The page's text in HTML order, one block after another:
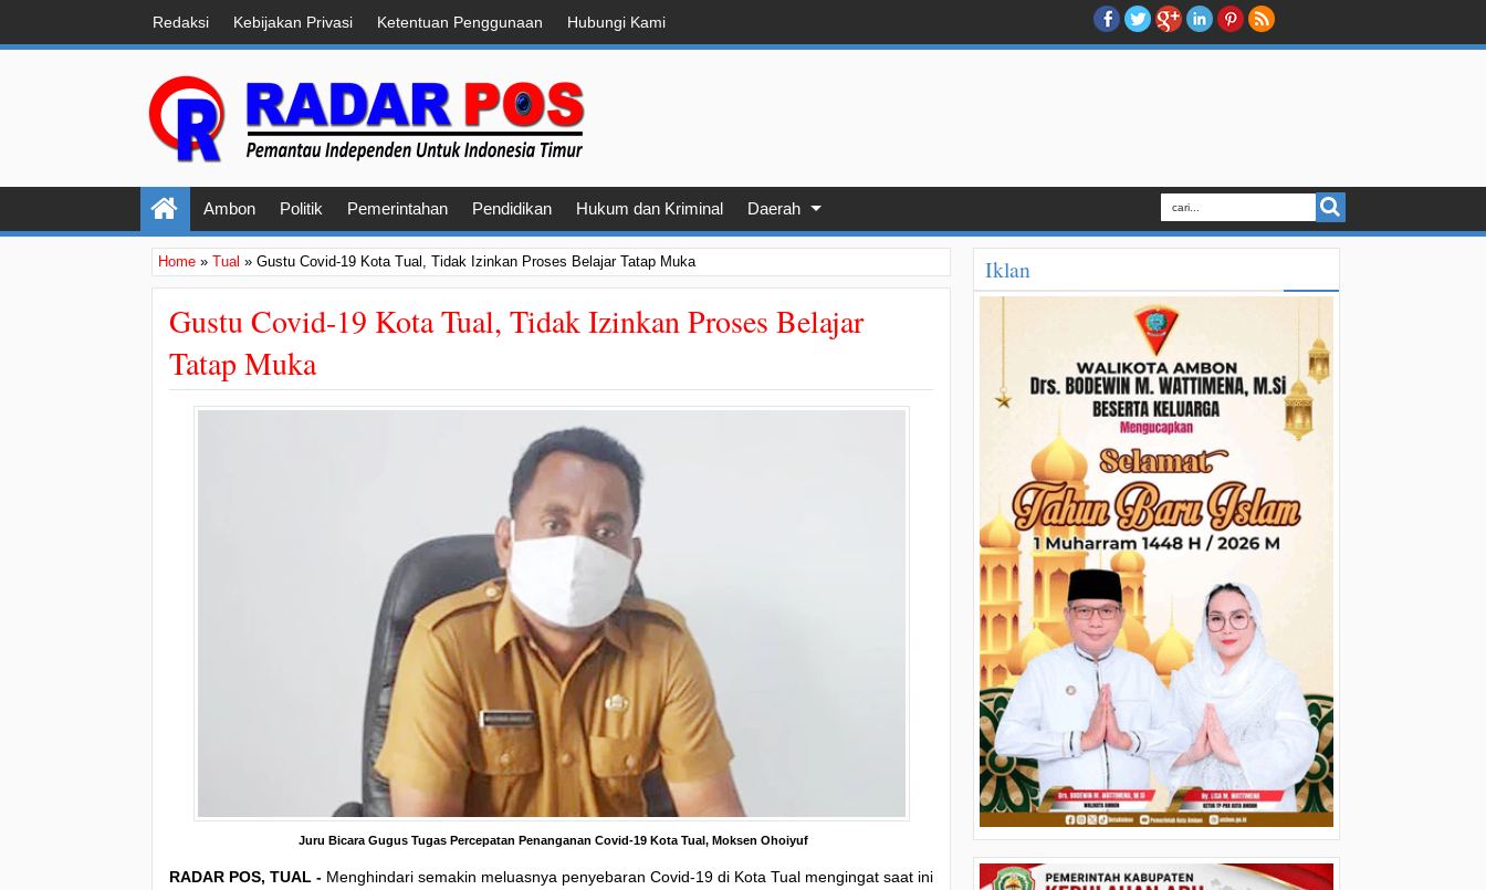
Redaksi Kebijakan Privasi Ketentuan Penggunaan Hubungi Kami
Ambon Politik Pemerintahan Pendidikan Hukum dan Kriminal Daerah
Home » Tual » Gustu Covid-19 Kota Tual, Tidak Izinkan Proses Belajar Tatap Muka
Gustu Covid-19 Kota Tual, Tidak Izinkan Proses Belajar
Tatap Muka
Juru Bicara Gugus Tugas Percepatan Penanganan Covid-19 Kota Tual, Moksen Ohoiyuf
RADAR POS, TUAL - Menghindari semakin meluasnya penyebaran Covid-19 di Kota Tual mengingat saat ini
Iklan